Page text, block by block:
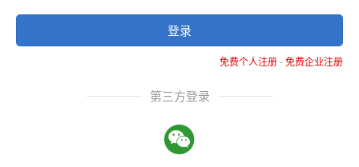
登录
免费个人注册-免费企业注册
第三方登录